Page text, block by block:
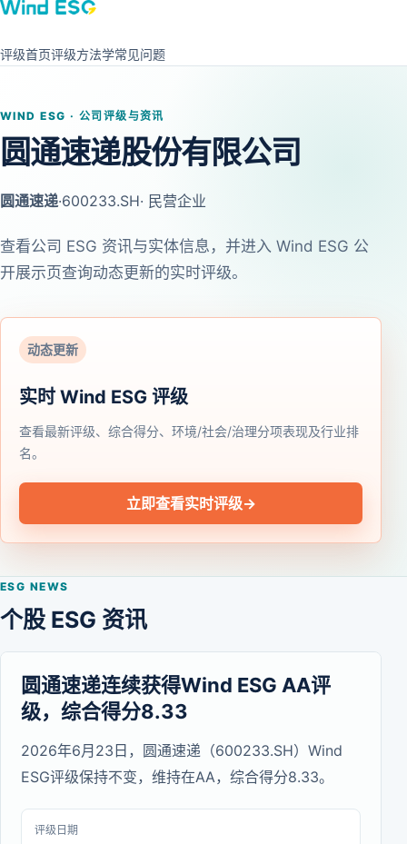
评级首页评级方法学常见问题
WIND ESG · 公司评级与资讯
圆通速递股份有限公司
圆通速递·600233.SH· 民营企业
查看公司 ESG 资讯与实体信息，并进入 Wind ESG 公
开展示页查询动态更新的实时评级。
动态更新
实时 Wind ESG 评级
查看最新评级、综合得分、环境/社会/治理分项表现及行业排
名。
立即查看实时评级→
ESG NEWS
个股 ESG 资讯
圆通速递连续获得Wind ESG AA评
级，综合得分8.33
2026年6月23日，圆通速递（600233.SH）Wind
ESG评级保持不变，维持在AA，综合得分8.33。
评级日期